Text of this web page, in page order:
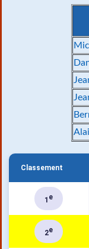
Classement
1 e
2e